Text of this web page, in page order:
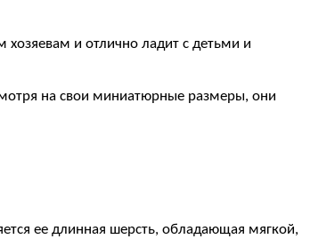
и отлично ладит с детьми и
на свои миниатюрные размеры, они
ее длинная шерсть, обладающая мягкой,